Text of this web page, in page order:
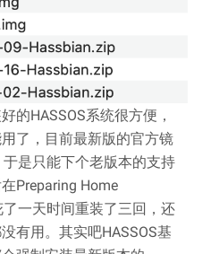
的HASSOS系统很方便，
了，目前最新版的官方镜
是只能下个老版本的支持
Preparing Home
一天时间重装了三回，还
有用。其实吧HASSOS基